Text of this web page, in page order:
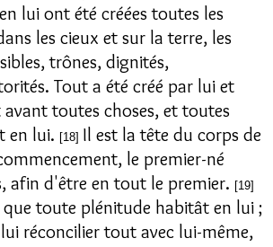
lui ont été créées toutes les
les cieux et sur la terre, les
trônes, dignités,
Tout a été créé par lui et
avant toutes choses, et toutes
en lui. [18] Il est la tête du corps de
le premier-né
afin d'être en tout le premier. [19]
toute plénitude habitât en lui ;
réconcilier tout avec lui-même,